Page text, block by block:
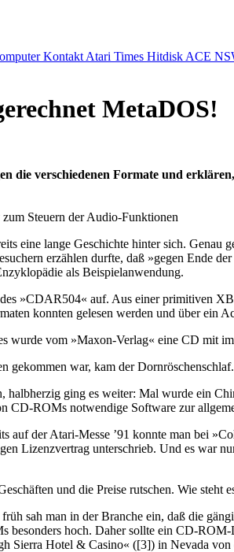
Kontakt Atari Times Hitdisk ACE
MetaDOS!
die verschiedenen Formate und
Steuern der Audio-Funktionen
eine lange Geschichte hinter sich. Genau
erzählen durfte, daß »gegen Ende
als Beispielanwendung.
des »CDAR504« auf. Aus einer primitiven
konnten gelesen werden und über ein
wurde vom »Maxon-Verlag« eine CD mit
gekommen war, kam der
halbherzig ging es weiter: Mal wurde ein
CD-ROMs notwendige Software zur
auf der Atari-Messe ’91 konnte man bei
Lizenzvertrag unterschrieb. Und es war
und die Preise rutschen. Wie
sah man in der Branche ein, daß die
besonders hoch. Daher sollte ein CD-
Sierra Hotel & Casino« ([3]) in Nevada